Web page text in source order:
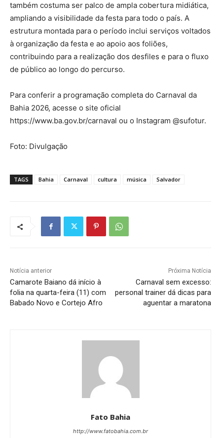
também costuma ser palco de ampla cobertura midiática,
ampliando a visibilidade da festa para todo o país. A
estrutura montada para o período inclui serviços voltados
à organização da festa e ao apoio aos foliões,
contribuindo para a realização dos desfiles e para o fluxo
de público ao longo do percurso.
Para conferir a programação completa do Carnaval da
Bahia 2026, acesse o site oficial
https://www.ba.gov.br/carnaval ou o Instagram @sufotur.
Foto: Divulgação
TAGS Bahia Carnaval cultura música Salvador
Notícia anterior
Camarote Baiano dá início à
folia na quarta-feira (11) com
Babado Novo e Cortejo Afro
Próxima Notícia
Carnaval sem excesso:
personal trainer dá dicas para
aguentar a maratona
Fato Bahia
http://www.fatobahia.com.br